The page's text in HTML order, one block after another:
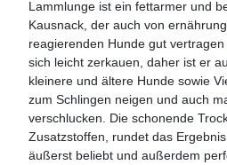
Lammlunge ist ein fettarmer und
Kausnack, der auch von
reagierenden Hunde gut
sich leicht zerkauen, daher ist er
kleinere und ältere Hunde sowie
zum Schlingen neigen und auch
verschlucken. Die schonende
Zusatzstoffen, rundet das
äußerst beliebt und außerdem